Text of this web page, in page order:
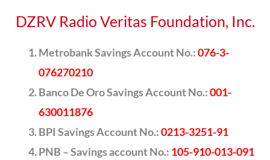
DZRV Radio Veritas Foundation, Inc.
Metrobank Savings Account No.:076-3-
076270210
Banco De Oro Savings Account No.:001-
630011876
BPI Savings Account No.:0213-3251-91
PNB – Savings account No.: 105-910-013-091